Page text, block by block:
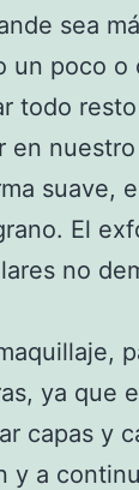
sea
un poco o
todo
en
suave,
El
no
ya que
capas y
y a